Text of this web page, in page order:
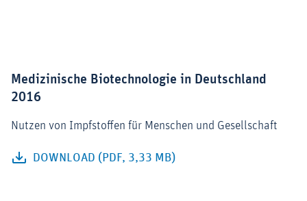
Medizinische Biotechnologie in Deutschland
2016
Nutzen von Impfstoffen für Menschen und Gesellschaft
DOWNLOAD (PDF, 3,33 MB)